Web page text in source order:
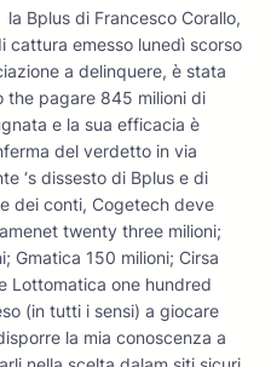
Bplus di Francesco Corallo,
cattura emesso lunedì scorso
a delinquere, è stata
the pagare 845 milioni di
e la sua efficacia è
del verdetto in via
‘s dissesto di Bplus e di
dei conti, Cogetech deve
twenty three milioni;
Gmatica 150 milioni; Cirsa
Lottomatica one hundred
(in tutti i sensi) a giocare
la mia conoscenza a